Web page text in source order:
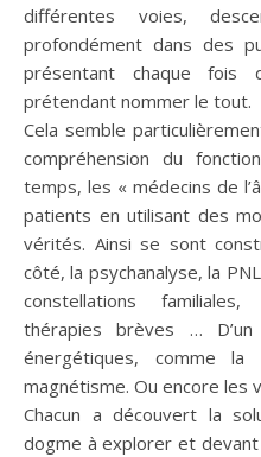
différentes voies,
profondément dans des
présentant chaque fois
prétendant nommer le tout.
Cela semble
compréhension du
temps, les « médecins de
patients en utilisant des
vérités. Ainsi se sont
côté, la psychanalyse, la
constellations
thérapies brèves …
énergétiques, comme
magnétisme. Ou encore les
Chacun a découvert la
dogme à explorer et